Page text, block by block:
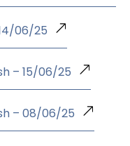
06/25
– 15/06/25
– 08/06/25